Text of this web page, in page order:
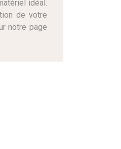
idéal.
de votre
notre page